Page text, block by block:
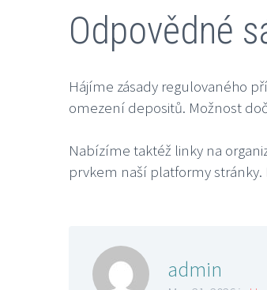
Odpovědné
Hájíme zásady regulovaného
omezení depositů. Možnost
Nabízíme taktéž linky na
prvkem naší platformy stránky.
admin